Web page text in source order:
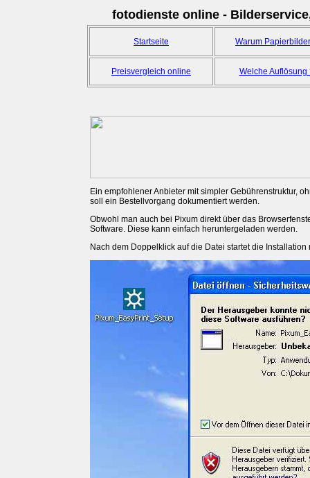
fotodienste online -
Startseite Warum
Preisvergleich online Welche Auflösung
Ein empfohlener Anbieter mit simpler Gebührenstruktur,
soll ein Bestellvorgang dokumentiert werden.
Obwohl man auch bei Pixum direkt über das
Software. Diese kann einfach heruntergeladen werden.
Nach dem Doppelklick auf die Datei startet die